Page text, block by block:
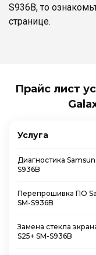
S936B, то
странице.
Прайс лист
Услуга
Диагностика
S936B
Перепрошивка ПО
SM-S936B
Замена стекла
S25+ SM-S936B